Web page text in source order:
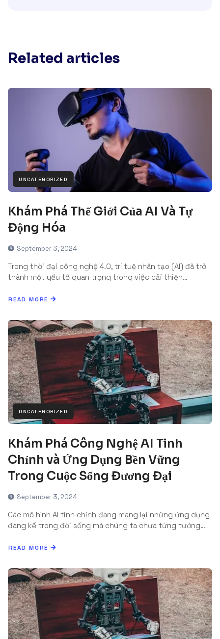
Related articles
UNCATEGORIZED
Khám Phá Thế Giới Của AI Và Tự
Động Hóa
September 3, 2024
Trong thời đại công nghệ 4.0, trí tuệ nhân tạo (AI) đã trở
thành một yếu tố quan trọng trong việc cải thiện…
READ MORE
UNCATEGORIZED
Khám Phá Công Nghệ AI Tinh
Chỉnh và Ứng Dụng Bền Vững
Trong Cuộc Sống Đương Đại
September 3, 2024
Các mô hình AI tinh chỉnh đang mang lại những ứng dụng
đáng kể trong đời sống mà chúng ta chưa từng tưởng…
READ MORE